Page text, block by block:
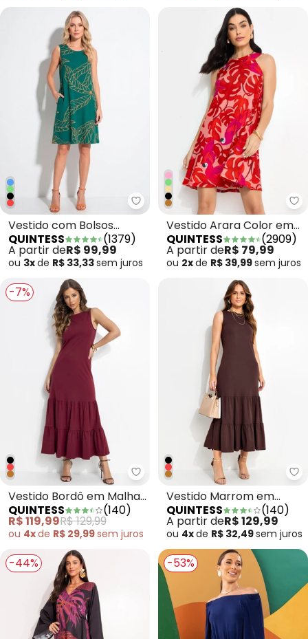
Quintess - Vestido com Bolsos
Vestido com Bolsos
Folhagem Verde
QUINTESS (1379)
A partir deR$ 99,99
ou 3xde R$ 33,33sem juros
Vestido Arara Color em
Malha Fria
QUINTESS (2909)
A partir deR$ 79,99
ou 2xde R$ 39,99sem juros
-7%
Quintess - Vestido Bordô em
Vestido Bordô em Malha
de Algodão
QUINTESS (140)
R$ 119,99R$ 129,99
ou 4xde R$ 29,99sem juros
Vestido Marrom em
Malha de Algodão
QUINTESS (140)
A partir deR$ 129,99
ou 4xde R$ 32,49sem juros
-44% -53%